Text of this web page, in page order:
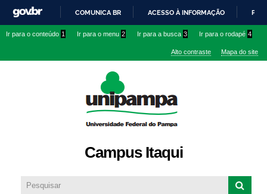
conteúdo
IR
O
COMUNICA BR ACESSO À INFORMAÇÃO
Ir para o conteúdo 1 Ir para o menu 2 Ir para a busca 3 Ir para o rodapé 4
Alto contraste Mapa do site
Campus Itaqui